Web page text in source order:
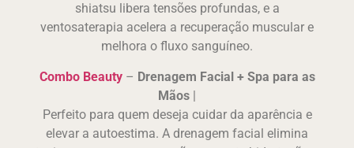
shiatsu libera tensões profundas, e a
ventosaterapia acelera a recuperação muscular e
melhora o fluxo sanguíneo.
Combo Beauty– Drenagem Facial + Spa para as
Mãos |
Perfeito para quem deseja cuidar da aparência e
elevar a autoestima. A drenagem facial elimina